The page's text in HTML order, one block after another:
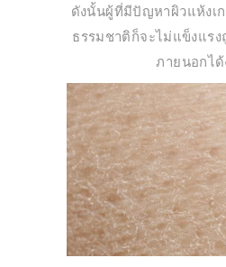
ดังนั้นผู้ที่มีปัญหาผิวแห้งเ
ธรรมชาติก็จะไม่แข็งแร
ภายนอกได้